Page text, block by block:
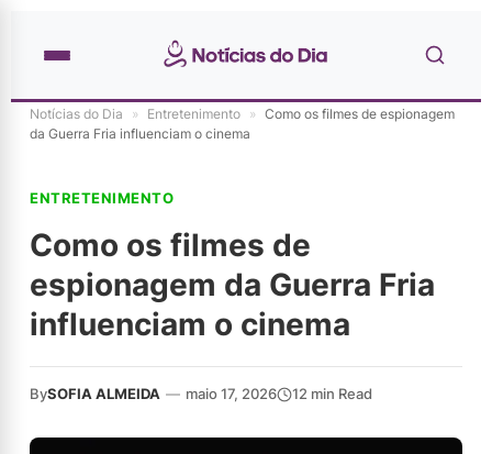
Notícias do Dia » Entretenimento » Como os filmes de espionagem
da Guerra Fria influenciam o cinema
ENTRETENIMENTO
Como os filmes de
espionagem da Guerra Fria
influenciam o cinema
BySOFIA ALMEIDA — maio 17, 2026 12 min Read